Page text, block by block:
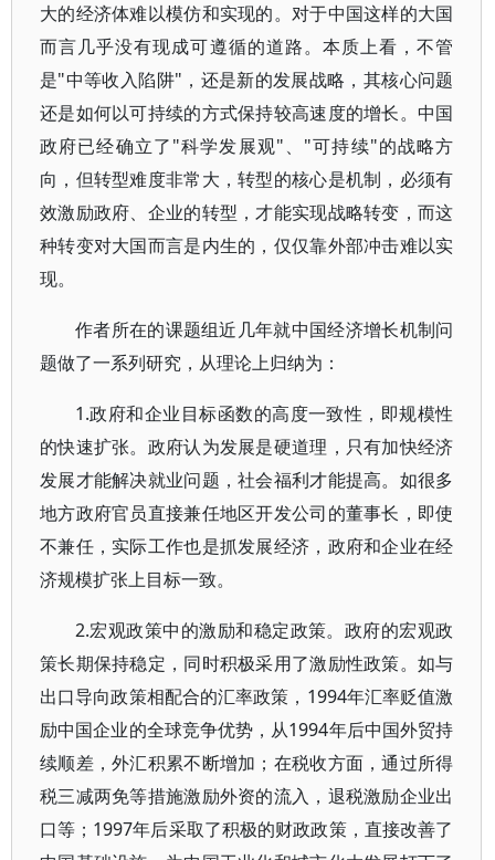
大的经济体难以模仿和实现的。对于中国这样的大国
而言几乎没有现成可遵循的道路。本质上看，不管
是"中等收入陷阱"，还是新的发展战略，其核心问题
还是如何以可持续的方式保持较高速度的增长。中国
政府已经确立了"科学发展观"、"可持续"的战略方
向，但转型难度非常大，转型的核心是机制，必须有
效激励政府、企业的转型，才能实现战略转变，而这
种转变对大国而言是内生的，仅仅靠外部冲击难以实
现。
作者所在的课题组近几年就中国经济增长机制问
题做了一系列研究，从理论上归纳为：
1.政府和企业目标函数的高度一致性，即规模性
的快速扩张。政府认为发展是硬道理，只有加快经济
发展才能解决就业问题，社会福利才能提高。如很多
地方政府官员直接兼任地区开发公司的董事长，即使
不兼任，实际工作也是抓发展经济，政府和企业在经
济规模扩张上目标一致。
2.宏观政策中的激励和稳定政策。政府的宏观政
策长期保持稳定，同时积极采用了激励性政策。如与
出口导向政策相配合的汇率政策，1994年汇率贬值激
励中国企业的全球竞争优势，从1994年后中国外贸持
续顺差，外汇积累不断增加；在税收方面，通过所得
税三减两免等措施激励外资的流入，退税激励企业出
口等；1997年后采取了积极的财政政策，直接改善了